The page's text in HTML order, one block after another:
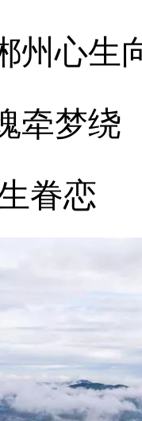
州心生
牵梦绕
眷恋